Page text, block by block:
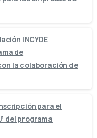
INCYDE
de
la colaboración de
para el
del programa